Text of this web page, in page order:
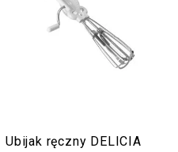
Ubijak ręczny DELICIA